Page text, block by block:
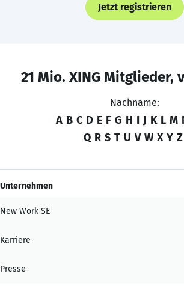
Jetzt registrieren
21 Mio. XING Mitglieder,
Nachname:
A B C D E F G H I J K L M
Q R S T U V W X Y Z
Unternehmen
New Work SE
Karriere
Presse